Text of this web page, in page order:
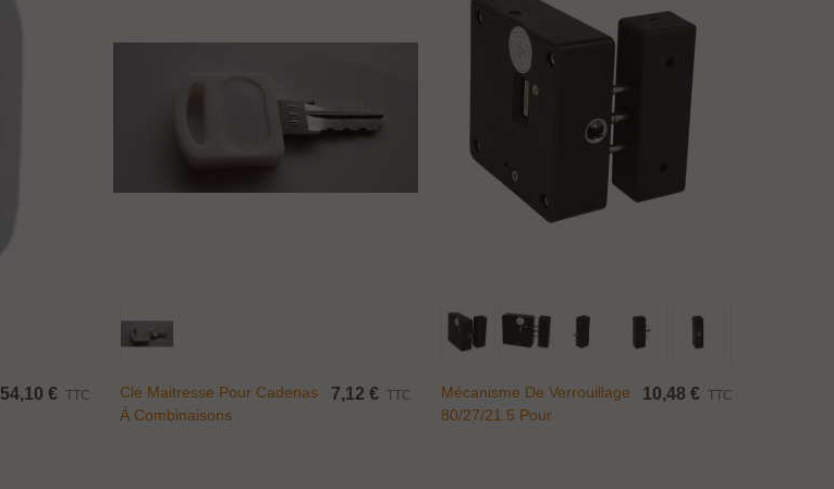
54,10 € TTC
Clé Maitresse Pour Cadenas
À Combinaisons
7,12 € TTC
Ajouter Au Panier
Mécanisme De Verrouillage
80/27/21.5 Pour
10,48 € TTC